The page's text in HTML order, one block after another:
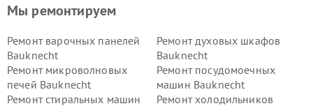
Мы ремонтируем
Ремонт варочных панелей
Bauknecht
Ремонт духовых шкафов
Bauknecht
Ремонт микроволновых
печей Bauknecht
Ремонт посудомоечных
машин Bauknecht
Ремонт стиральных машин
Ремонт холодильников